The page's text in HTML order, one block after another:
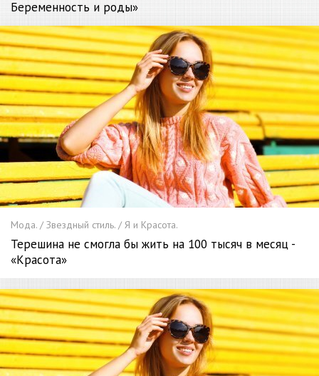
Беременность и роды»
Мода. / Звездный стиль. / Я и Красота.
Терешина не смогла бы жить на 100 тысяч в месяц -
«Красота»